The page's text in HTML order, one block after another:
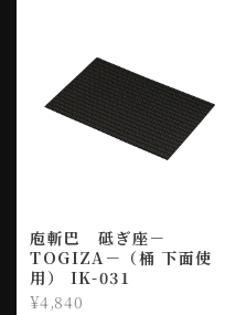
庖斬巴 砥ぎ座－
TOGIZA－（桶 下面使
用） IK-031
¥4,840